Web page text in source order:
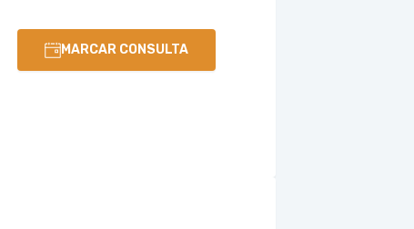
MARCAR CONSULTA